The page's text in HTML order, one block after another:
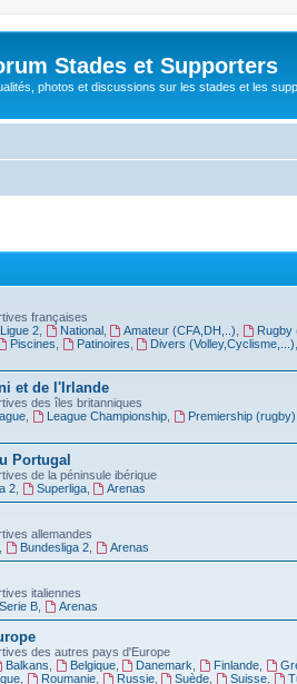
Stades et Supporters
photos et discussions sur les stades et les
françaises
Ligue 2, National, Amateur (CFA,DH,..) Rugby
Piscines Patinoires Divers (Volley,Cyclisme,...)
et de l'Irlande
des îles britanniques
, League Championship, Premiership (rugby)
Portugal
de la péninsule ibérique
2, Superliga, Arenas
allemandes
Bundesliga 2, Arenas
italiennes
Serie B, Arenas
des autres pays d'Europe
Balkans Belgique, Danemark Finlande
, Roumanie, Russie, Suède Suisse